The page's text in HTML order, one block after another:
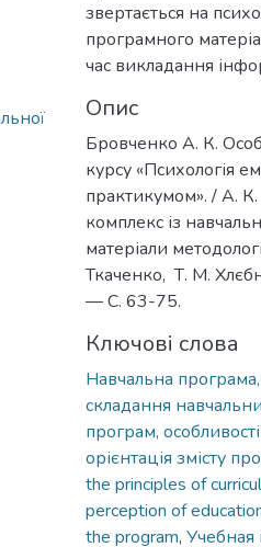
звертається на
програмного
час викладання
Опис
Бровченко А. К.
курсу «Психологія
практикумом». / А.
комплекс із
матеріали
Ткаченко, Т. М.
— С. 63-75.
Ключові слова
Навчальна
складання
програм,
орієнтація змісту
the principles of
perception of
the program, Учебная